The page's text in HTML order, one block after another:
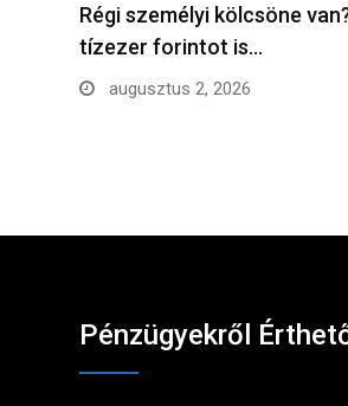
Régi személyi kölcsöne
tízezer forintot is…
augusztus 2, 2026
Pénzügyekről